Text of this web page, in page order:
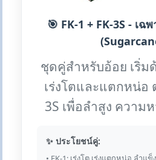
🎯 FK-1 + FK-3S - เฉ
ชุดคู่สำหรับอ้อย เริ่ม
เร่งโตและแตกหน่อ
3S เพื่อลำสูง ความ
✨ ประโยชน์คู่: